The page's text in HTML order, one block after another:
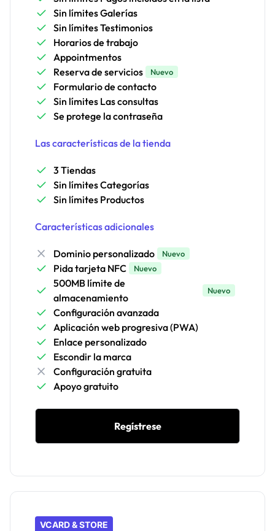
Sin límites Galerías
Sin límites Testimonios
Horarios de trabajo
Appointmentos
Reserva de servicios
Nuevo
Formulario de contacto
Sin límites Las consultas
Se protege la contraseña
Las características de la tienda
3 Tiendas
Sin límites Categorías
Sin límites Productos
Características adicionales
Dominio personalizado Nuevo
Pida tarjeta NFC Nuevo
500MB límite de
almacenamiento
Nuevo
Configuración avanzada
Aplicación web progresiva (PWA)
Enlace personalizado
Escondir la marca
Configuración gratuita
Apoyo gratuito
Regístrese
VCARD & STORE